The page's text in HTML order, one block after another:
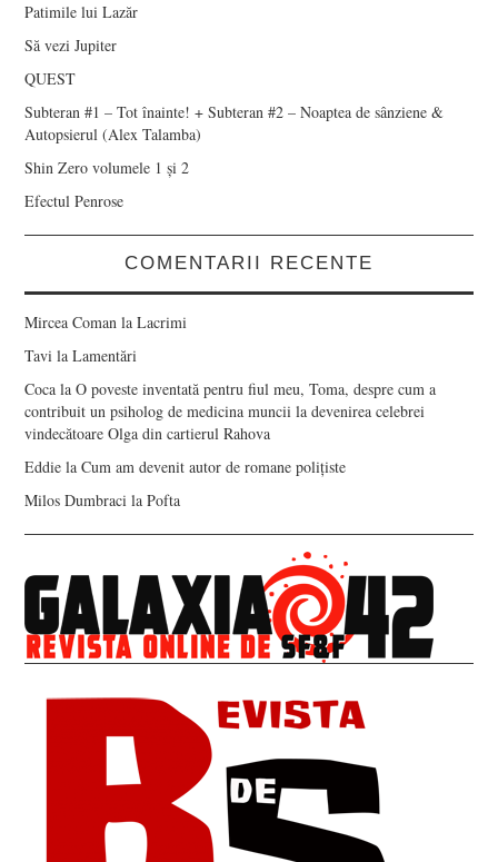
Patimile lui Lazăr
Să vezi Jupiter
QUEST
Subteran #1 – Tot înainte! + Subteran #2 – Noaptea de sânziene &
Autopsierul (Alex Talamba)
Shin Zero volumele 1 și 2
Efectul Penrose
COMENTARII RECENTE
Mircea Coman laLacrimi
Tavi laLamentări
Coca laO poveste inventată pentru fiul meu, Toma, despre cum a
contribuit un psiholog de medicina muncii la devenirea celebrei
vindecătoare Olga din cartierul Rahova
Eddie laCum am devenit autor de romane polițiste
Milos Dumbraci laPofta